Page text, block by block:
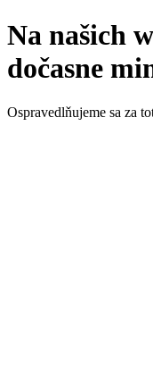
Na našich
dočasne
Ospravedlňujeme sa za